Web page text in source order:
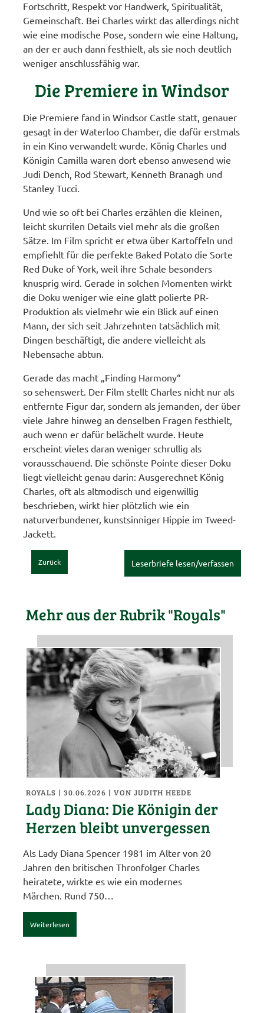
Fortschritt, Respekt vor Handwerk, Spiritualität,
Gemeinschaft. Bei Charles wirkt das allerdings nicht
wie eine modische Pose, sondern wie eine Haltung,
an der er auch dann festhielt, als sie noch deutlich
weniger anschlussfähig war.
Die Premiere in Windsor
Die Premiere fand in Windsor Castle statt, genauer
gesagt in der Waterloo Chamber, die dafür erstmals
in ein Kino verwandelt wurde. König Charles und
Königin Camilla waren dort ebenso anwesend wie
Judi Dench, Rod Stewart, Kenneth Branagh und
Stanley Tucci.
Und wie so oft bei Charles erzählen die kleinen,
leicht skurrilen Details viel mehr als die großen
Sätze. Im Film spricht er etwa über Kartoffeln und
empfiehlt für die perfekte Baked Potato die Sorte
Red Duke of York, weil ihre Schale besonders
knusprig wird. Gerade in solchen Momenten wirkt
die Doku weniger wie eine glatt polierte PR-
Produktion als vielmehr wie ein Blick auf einen
Mann, der sich seit Jahrzehnten tatsächlich mit
Dingen beschäftigt, die andere vielleicht als
Nebensache abtun.
Gerade das macht „Finding Harmony“
so sehenswert. Der Film stellt Charles nicht nur als
entfernte Figur dar, sondern als jemanden, der über
viele Jahre hinweg an denselben Fragen festhielt,
auch wenn er dafür belächelt wurde. Heute
erscheint vieles daran weniger schrullig als
vorausschauend. Die schönste Pointe dieser Doku
liegt vielleicht genau darin: Ausgerechnet König
Charles, oft als altmodisch und eigenwillig
beschrieben, wirkt hier plötzlich wie ein
naturverbundener, kunstsinniger Hippie im Tweed-
Jackett.
Zurück Leserbriefe lesen/verfassen
Mehr aus der Rubrik "Royals"
ROYALS | 30.06.2026 |VON JUDITH HEEDE
Lady Diana: Die Königin der
Herzen bleibt unvergessen
Als Lady Diana Spencer 1981 im Alter von 20
Jahren den britischen Thronfolger Charles
heiratete, wirkte es wie ein modernes
Märchen. Rund 750…
Weiterlesen